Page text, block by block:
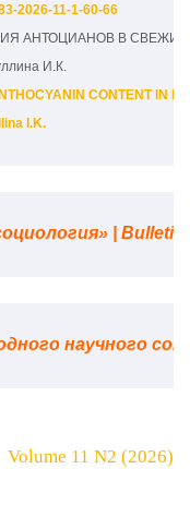
2026-11-1-60-66
АНТОЦИАНОВ В
И.К.
CONTENT IN
I.K.
| Bulletin
научного
Volume 11 N2 (2026)